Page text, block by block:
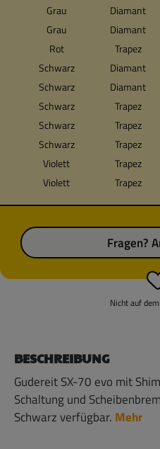
Grau
Diamant
Grau
Diamant
Rot
Trapez
Schwarz
Diamant
Schwarz
Diamant
Schwarz
Trapez
Schwarz
Trapez
Schwarz
Trapez
Violett
Trapez
Violett
Trapez
Nicht auf
Fragen?
BESCHREIBUNG
Gudereit SX-70 evo mit
Schaltung und
Schwarz verfügbar. Mehr